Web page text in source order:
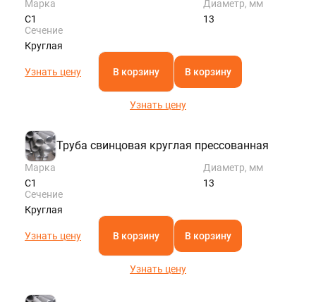
Марка
С1
Диаметр, мм
13
Сечение
Круглая
Узнать цену В корзину В корзину
Узнать цену
Труба свинцовая круглая прессованная
Марка
С1
Диаметр, мм
13
Сечение
Круглая
Узнать цену В корзину В корзину
Узнать цену